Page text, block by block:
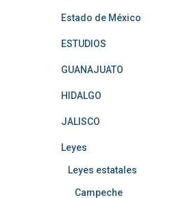
Estado de México
ESTUDIOS
GUANAJUATO
HIDALGO
JALISCO
Leyes
Leyes estatales
Campeche